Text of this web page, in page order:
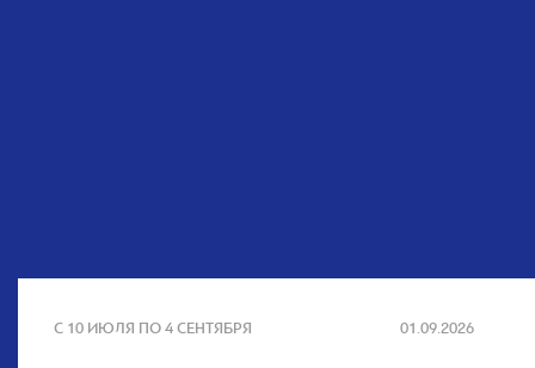
С 10 ИЮЛЯ ПО 4 СЕНТЯБРЯ 01.09.2026